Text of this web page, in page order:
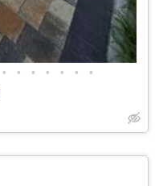
• • • • • • •